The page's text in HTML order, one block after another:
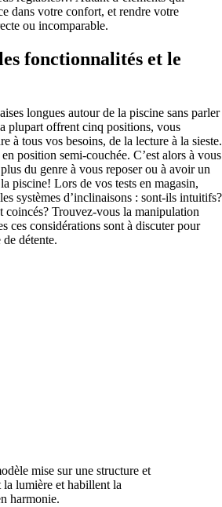
dans votre confort, et rendre votre
ou incomparable.
fonctionnalités et le
longues autour de la piscine sans parler
plupart offrent cinq positions, vous
à tous vos besoins, de la lecture à la sieste.
position semi-couchée. C’est alors à vous
du genre à vous reposer ou à avoir un
piscine! Lors de vos tests en magasin,
systèmes d’inclinaisons : sont-ils intuitifs?
coincés? Trouvez-vous la manipulation
ces considérations sont à discuter pour
détente.
mise sur une structure et
la lumière et habillent la
harmonie.